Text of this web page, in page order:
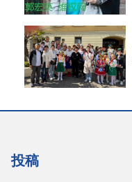
投稿